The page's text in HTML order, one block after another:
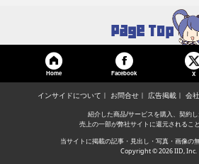
Home Facebook X
インサイドについて お問合せ 広告掲載 会
紹介した商品/サービスを購入、契約し
売上の一部が弊社サイトに還元されるこ
当サイトに掲載の記事・見出し・写真・画像の
Copyright © 2026 IID, Inc.